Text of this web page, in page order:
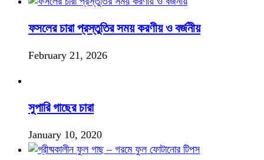
ফসলের চারা প্রস্তুতির সময় করণীয় ও বর্জনীয়
February 21, 2026
সুপারি গাছের চারা
January 10, 2020